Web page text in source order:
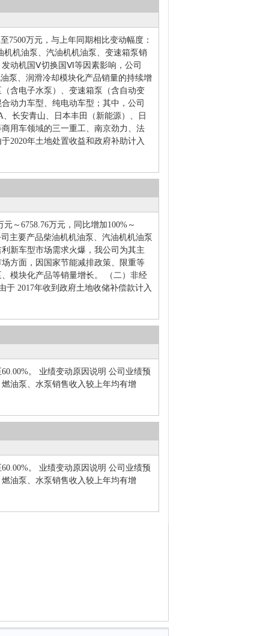
7500万元，与上年同期相比变动幅度：
机油泵、汽油机机油泵、变速箱泵销
动机国Ⅴ切换国Ⅵ等因素影响，公司
泵、润滑冷却模块化产品销量的持续增
含电子水泵）、变速箱泵（含自动变
动力车型、纯电动车型；其中，公司
长安青山、日本丰田（新能源）、日
用车领域的三一重工、南京劲力、法
2020年土地处置收益和政府补助计入
～6758.76万元，同比增加100%～
主要产品柴油机机油泵、汽油机机油泵
新车型市场需求火爆，我公司为其主
方面，因国家节能减排政策、限重等
模块化产品等销量增长。 （二）非经
于 2017年收到政府土地收储补偿款计入
。 业绩变动原因说明 公司业绩预
油泵、水泵销售收入较上年均有增
。 业绩变动原因说明 公司业绩预
油泵、水泵销售收入较上年均有增